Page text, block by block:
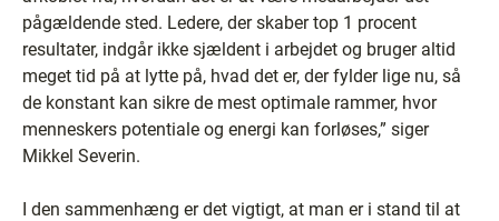
pågældende sted. Ledere, der skaber top 1 procent
resultater, indgår ikke sjældent i arbejdet og bruger altid
meget tid på at lytte på, hvad det er, der fylder lige nu, så
de konstant kan sikre de mest optimale rammer, hvor
menneskers potentiale og energi kan forløses,” siger
Mikkel Severin.
I den sammenhæng er det vigtigt, at man er i stand til at